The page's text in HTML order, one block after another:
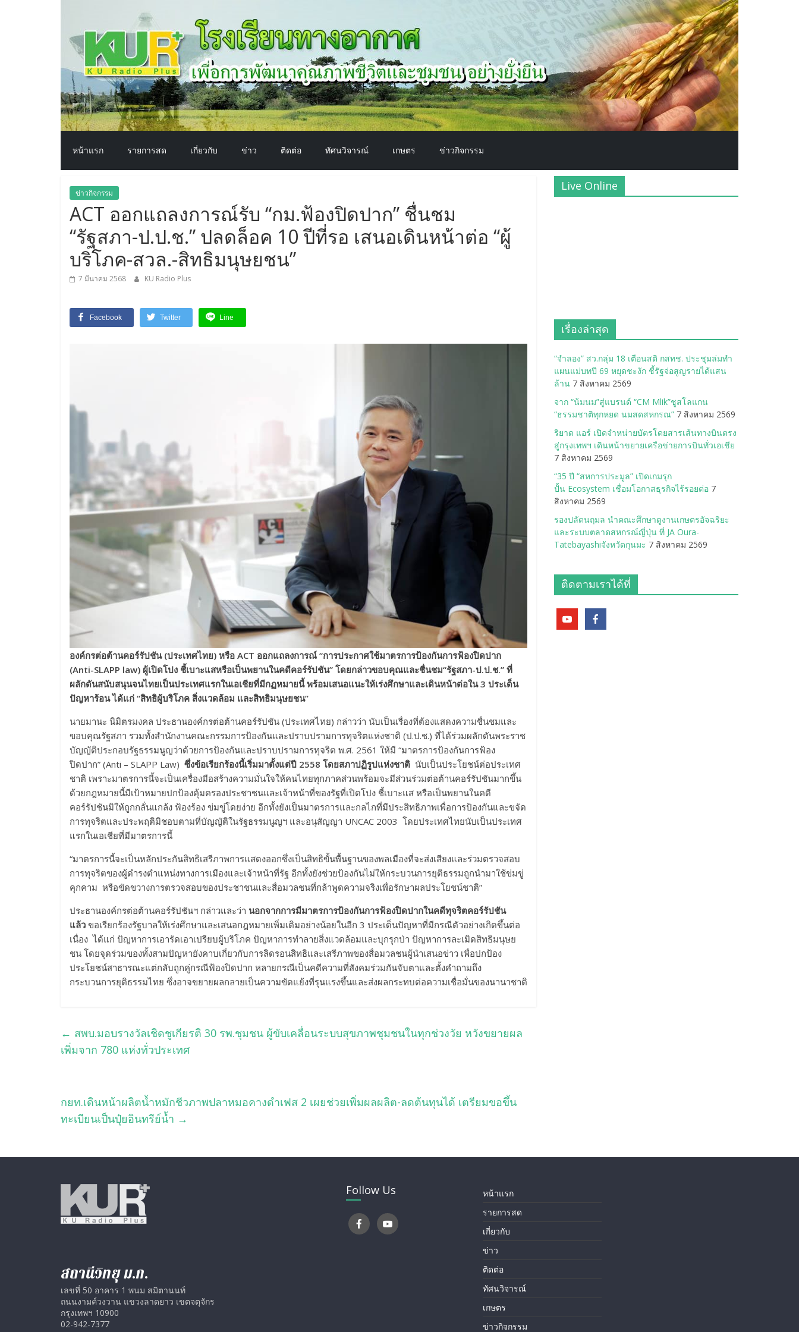
โรงเรียน
ทาง
อากาศ​
เพื่อ
พัฒนา
คุณภาพ
ชีวิต
หน้าแรก รายการสด เกี่ยวกับ ข่าว ติดต่อ ทัศนวิจารณ์ เกษตร ข่าวกิจกรรม
ข่าวกิจกรรม
ACT ออกแถลงการณ์รับ “กม.ฟ้องปิดปาก” ชื่นชม
“รัฐสภา-ป.ป.ช.” ปลดล็อค 10 ปีที่รอ เสนอเดินหน้าต่อ “ผู้
บริโภค-สวล.-สิทธิมนุษยชน”
7 มีนาคม 2568 KU Radio Plus
Facebook Twitter Line
องค์กรต่อต้านคอร์รัปชัน (ประเทศไทย) หรือ ACT ออกแถลงการณ์ “การประกาศใช้มาตรการป้องกันการฟ้องปิดปาก
(Anti-SLAPP law) ผู้เปิดโปง ชี้เบาะแสหรือเป็นพยานในคดีคอร์รัปชัน” โดยกล่าวขอบคุณและชื่นชม“รัฐสภา-ป.ป.ช.” ที่
ผลักดันสนับสนุนจนไทยเป็นประเทศแรกในเอเชียที่มีกฏหมายนี้ พร้อมเสนอแนะให้เร่งศึกษาและเดินหน้าต่อใน 3 ประเด็น
ปัญหาร้อน ได้แก่ “สิทธิผู้บริโภค สิ่งแวดล้อม และสิทธิมนุษยชน”
นายมานะ นิมิตรมงคล ประธานองค์กรต่อต้านคอร์รัปชัน (ประเทศไทย) กล่าวว่า นับเป็นเรื่องที่ต้องแสดงความชื่นชมและ
ขอบคุณรัฐสภา รวมทั้งสำนักงานคณะกรรมการป้องกันและปราบปรามการทุจริตแห่งชาติ (ป.ป.ช.) ที่ได้ร่วมผลักดันพระราช
บัญญัติประกอบรัฐธรรมนูญว่าด้วยการป้องกันและปราบปรามการทุจริต พ.ศ. 2561 ให้มี “มาตรการป้องกันการฟ้อง
ปิดปาก” (Anti – SLAPP Law) ซึ่งข้อเรียกร้องนี้เริ่มมาตั้งแต่ปี 2558 โดยสภาปฏิรูปแห่งชาติ นับเป็นประโยชน์ต่อประเทศ
ชาติ เพราะมาตรการนี้จะเป็นเครื่องมือสร้างความมั่นใจให้คนไทยทุกภาคส่วนพร้อมจะมีส่วนร่วมต่อต้านคอร์รัปชันมากขึ้น
ด้วยกฎหมายนี้มีเป้าหมายปกป้องคุ้มครองประชาชนและเจ้าหน้าที่ของรัฐที่เปิดโปง ชี้เบาะแส หรือเป็นพยานในคดี
คอร์รัปชันมิให้ถูกกลั่นแกล้ง ฟ้องร้อง ข่มขู่โดยง่าย อีกทั้งยังเป็นมาตรการและกลไกที่มีประสิทธิภาพเพื่อการป้องกันและขจัด
การทุจริตและประพฤติมิชอบตามที่บัญญัติในรัฐธรรมนูญฯ และอนุสัญญา UNCAC 2003 โดยประเทศไทยนับเป็นประเทศ
แรกในเอเชียที่มีมาตรการนี้
“มาตรการนี้จะเป็นหลักประกันสิทธิเสรีภาพการแสดงออกซึ่งเป็นสิทธิขั้นพื้นฐานของพลเมืองที่จะส่งเสียงและร่วมตรวจสอบ
การทุจริตของผู้ดำรงตำแหน่งทางการเมืองและเจ้าหน้าที่รัฐ อีกทั้งยังช่วยป้องกันไม่ให้กระบวนการยุติธรรมถูกนำมาใช้ข่มขู่
คุกคาม หรือขัดขวางการตรวจสอบของประชาชนและสื่อมวลชนที่กล้าพูดความจริงเพื่อรักษาผลประโยชน์ชาติ”
ประธานองค์กรต่อต้านคอร์รัปชันฯ กล่าวและว่า นอกจากการมีมาตรการป้องกันการฟ้องปิดปากในคดีทุจริตคอร์รัปชัน
แล้ว ขอเรียกร้องรัฐบาลให้เร่งศึกษาและเสนอกฎหมายเพิ่มเติมอย่างน้อยในอีก 3 ประเด็นปัญหาที่มีกรณีตัวอย่างเกิดขึ้นต่อ
เนื่อง ได้แก่ ปัญหาการเอารัดเอาเปรียบผู้บริโภค ปัญหาการทำลายสิ่งแวดล้อมและบุกรุกป่า ปัญหาการละเมิดสิทธิมนุษย
ชน โดยจุดร่วมของทั้งสามปัญหายังคาบเกี่ยวกับการลิดรอนสิทธิและเสรีภาพของสื่อมวลชนผู้นำเสนอข่าว เพื่อปกป้อง
ประโยชน์สาธารณะแต่กลับถูกคู่กรณีฟ้องปิดปาก หลายกรณีเป็นคดีความที่สังคมร่วมกันจับตาและตั้งคำถามถึง
กระบวนการยุติธรรมไทย ซึ่งอาจขยายผลกลายเป็นความขัดแย้งที่รุนแรงขึ้นและส่งผลกระทบต่อความเชื่อมั่นของนานาชาติ
← สพบ.มอบรางวัลเชิดชูเกียรติ 30 รพ.ชุมชน ผู้ขับเคลื่อนระบบสุขภาพชุมชนในทุกช่วงวัย หวังขยายผล
เพิ่มจาก 780 แห่งทั่วประเทศ
กยท.เดินหน้าผลิตน้ำหมักชีวภาพปลาหมอคางดำเฟส 2 เผยช่วยเพิ่มผลผลิต-ลดต้นทุนได้ เตรียมขอขึ้น
ทะเบียนเป็นปุ๋ยอินทรีย์น้ำ →
Live Online
เรื่องล่าสุด
“จำลอง” สว.กลุ่ม 18 เตือนสติ กสทช. ประชุมล่มทำ
แผนแม่บทปี 69 หยุดชะงัก ชี้รัฐจ่อสูญรายได้แสน
ล้าน 7 สิงหาคม 2569
จาก “น้มนม”สู่แบรนด์ “CM Mlik”ชูสโลแกน
“ธรรมชาติทุกหยด นมสดสหกรณ” 7 สิงหาคม 2569
ริยาด แอร์ เปิดจำหน่ายบัตรโดยสารเส้นทางบินตรง
สู่กรุงเทพฯ เดินหน้าขยายเครือข่ายการบินทั่วเอเชีย
7 สิงหาคม 2569
“35 ปี “สหการประมูล” เปิดเกมรุก
ปั้น Ecosystem เชื่อมโอกาสธุรกิจไร้รอยต่อ 7
สิงหาคม 2569
รองปลัดนฤมล นำคณะศึกษาดูงานเกษตรอัจฉริยะ
และระบบตลาดสหกรณ์ญี่ปุ่น ที่ JA Oura-
Tatebayashiจังหวัดกุนมะ 7 สิงหาคม 2569
ติดตามเราได้ที่
สถานีวิทยุ ม.ก.
เลขที่ 50 อาคาร 1 พนม สมิตานนท์
ถนนงามค์วงวาน แขวงลาดยาว เขตจตุจักร
กรุงเทพฯ 10900
02-942-7377
Follow Us
หน้าแรก
รายการสด
เกี่ยวกับ
ข่าว
ติดต่อ
ทัศนวิจารณ์
เกษตร
ข่าวกิจกรรม